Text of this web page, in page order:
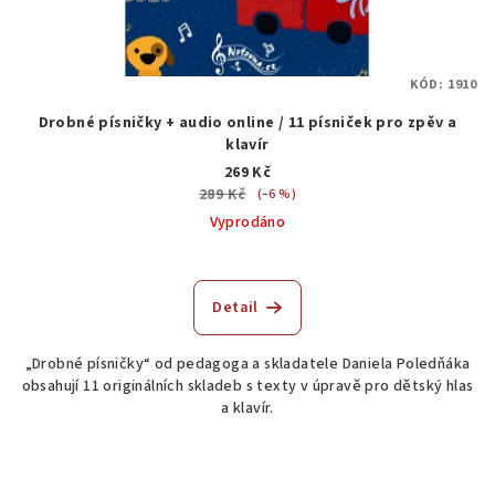
Drobné písničky + audio online / 11 písniček pro zpěv a
klavír
269 Kč
289 Kč
(–6 %)
Vyprodáno
Detail
„Drobné písničky“ od pedagoga a skladatele Daniela Poledňáka
obsahují 11 originálních skladeb s texty v úpravě pro dětský hlas
a klavír.
KÓD: 1910